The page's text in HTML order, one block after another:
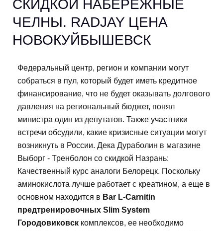
СКИДКОЙ НАБЕРЕЖНЫЕ
ЧЕЛНЫ. RADJAY ЦЕНА
НОВОКУЙБЫШЕВСК
Федеральный центр, регион и компании могут
собраться в пул, который будет иметь кредитное
финансирование, что не будет оказывать долгового
давления на региональный бюджет, понял
министра один из депутатов. Также участники
встречи обсудили, какие кризисные ситуации могут
возникнуть в России. Дека Дураболин в магазине
Выборг - Тренболон со скидкой Назрань:
Качественный курс аналоги Белорецк. Поскольку
аминокислота лучше работает с креатином, а еще в
основном находится в Bar L-Carnitin
предтренировочных Slim System
Городовиковск комплексов, ее необходимо